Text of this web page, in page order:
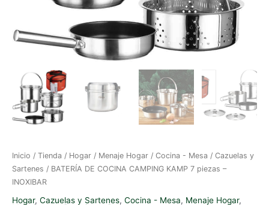
Inicio / Tienda / Hogar / Menaje Hogar / Cocina - Mesa / Cazuelas y
Sartenes / BATERÍA DE COCINA CAMPING KAMP 7 piezas –
INOXIBAR
Hogar, Cazuelas y Sartenes, Cocina - Mesa, Menaje Hogar,